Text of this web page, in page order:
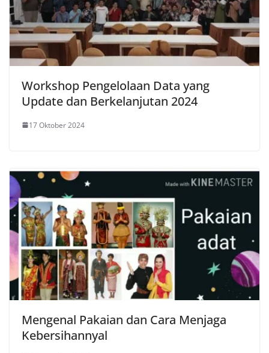
Workshop Pengelolaan Data yang
Update dan Berkelanjutan 2024
17 Oktober 2024
Mengenal Pakaian dan Cara Menjaga
Kebersihannyal